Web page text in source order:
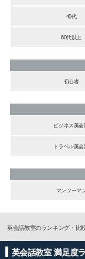
40代
60代以上
初心者
ビジネス英
トラベル英
マンツーマ
英会話教室のランキング・比
英会話教室 満足度